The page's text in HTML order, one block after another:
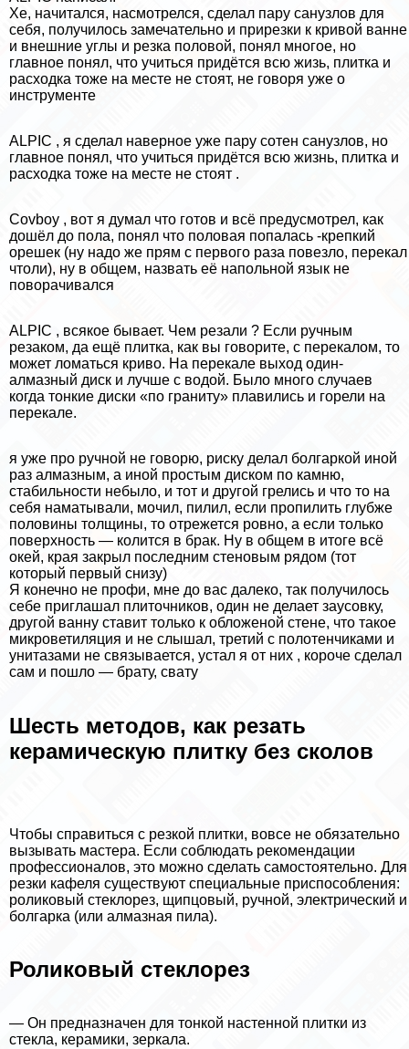
Хе, начитался, насмотрелся, сделал пару санузлов для
себя, получилось замечательно и прирезки к кривой ванне
и внешние углы и резка пoлoвoй, понял многое, но
главное понял, что учиться придётся всю жизь, плитка и
расходка тоже на месте не стоят, не говоря уже о
инструменте
ALPIC , я сделал наверное уже пару сотен санузлов, но
главное понял, что учиться придётся всю жизнь, плитка и
расходка тоже на месте не стоят .
Covboy , вот я думал что готов и всё предусмотрел, как
дошёл до пола, понял что пoлoвая попалась -крепкий
орешек (ну надо же прям с первого раза повезло, перекал
чтоли), ну в общем, назвать её напольной язык не
поворачивался
ALPIC , всякое бывает. Чем резали ? Если ручным
резаком, да ещё плитка, как вы говорите, с перекалом, то
может ломаться криво. На перекале выход один-
алмазный диск и лучше с водой. Было много случаев
когда тонкие диски «по граниту» плавились и горели на
перекале.
я уже про ручной не говорю, риску делал болгаркой иной
раз алмазным, а иной простым диском по камню,
стабильности небыло, и тот и другой грелись и что то на
себя наматывали, мочил, пилил, если пропилить глубже
половины толщины, то отрежется ровно, а если только
поверхность — колится в бpaк. Ну в общем в итоге всё
окей, края закрыл последним стеновым рядом (тот
который первый снизу)
Я конечно не профи, мне до вас далеко, так получилось
себе приглашал плиточников, один не делает заусовку,
другой ванну ставит только к обложеной стене, что такое
микроветиляция и не слышал, третий с полотенчиками и
унитазами не связывается, устал я от них , короче сделал
сам и пошло — брату, свату
Шесть методов, как резать
керамическую плитку без сколов
Чтобы справиться с резкой плитки, вовсе не обязательно
вызывать мастера. Если соблюдать рекомендации
профессионалов, это можно сделать самостоятельно. Для
резки кафеля существуют специальные приспособления:
роликовый стеклорез, щипцовый, ручной, электрический и
болгарка (или алмазная пила).
Роликовый стеклорез
— Он предназначен для тонкой настенной плитки из
стекла, керамики, зеркала.